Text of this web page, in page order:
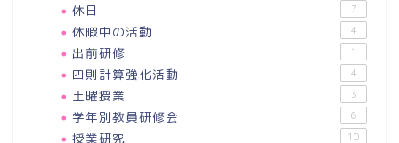
休日 7
休暇中の活動 4
出前研修 1
四則計算強化活動 4
土曜授業 3
学年別教員研修会 6
授業研究 10